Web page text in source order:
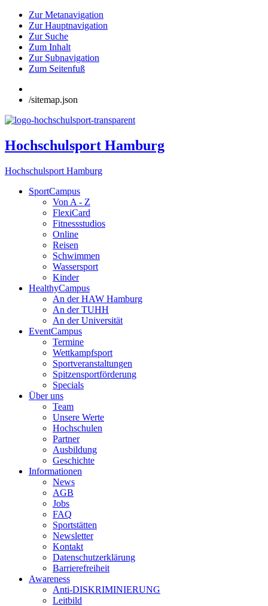
Zur Metanavigation
Zur Hauptnavigation
Zur Suche
Zum Inhalt
Zur Subnavigation
Zum Seitenfuß
/sitemap.json
Hochschulsport Hamburg
Hochschulsport Hamburg
SportCampus
Von A - Z
FlexiCard
Fitnessstudios
Online
Reisen
Schwimmen
Wassersport
Kinder
HealthyCampus
An der HAW Hamburg
An der TUHH
An der Universität
EventCampus
Termine
Wettkampfsport
Sportveranstaltungen
Spitzensportförderung
Specials
Über uns
Team
Unsere Werte
Hochschulen
Partner
Ausbildung
Geschichte
Informationen
News
AGB
Jobs
FAQ
Sportstätten
Newsletter
Kontakt
Datenschutzerklärung
Barrierefreiheit
Awareness
Anti-DISKRIMINIERUNG
Leitbild